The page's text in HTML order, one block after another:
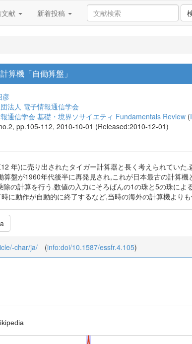
献 新着投稿
算機「自働算盤」
彦
法人 電子情報通信学会
通信学会 基礎・境界ソサイエティ Fundamentals Review (
pp.105-112, 2010-10-01 (Released:2010-12-01)
年)に売り出されたタイガー計算器と長く考えられてい
盤が1960年代後半に再発見され,これが日本最古の計算
の計算を行う.数値の入力にそろばんの1の珠と5の珠に
に動作が自動的に終了するなど,当時の海外の計算機より
char/ja/ (info:doi/10.1587/essfr.4.105)